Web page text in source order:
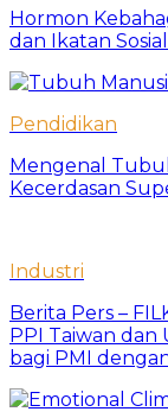
Hormon
dan Ikatan
Pendidikan
Mengenal
Kecerdasan
Industri
Berita Pers –
PPI Taiwan dan
bagi PMI